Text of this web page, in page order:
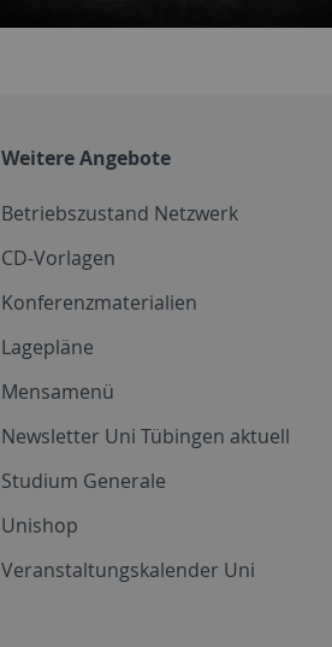
Weitere Angebote
Betriebszustand Netzwerk
CD-Vorlagen
Konferenzmaterialien
Lagepläne
Mensamenü
Newsletter Uni Tübingen aktuell
Studium Generale
Unishop
Veranstaltungskalender Uni